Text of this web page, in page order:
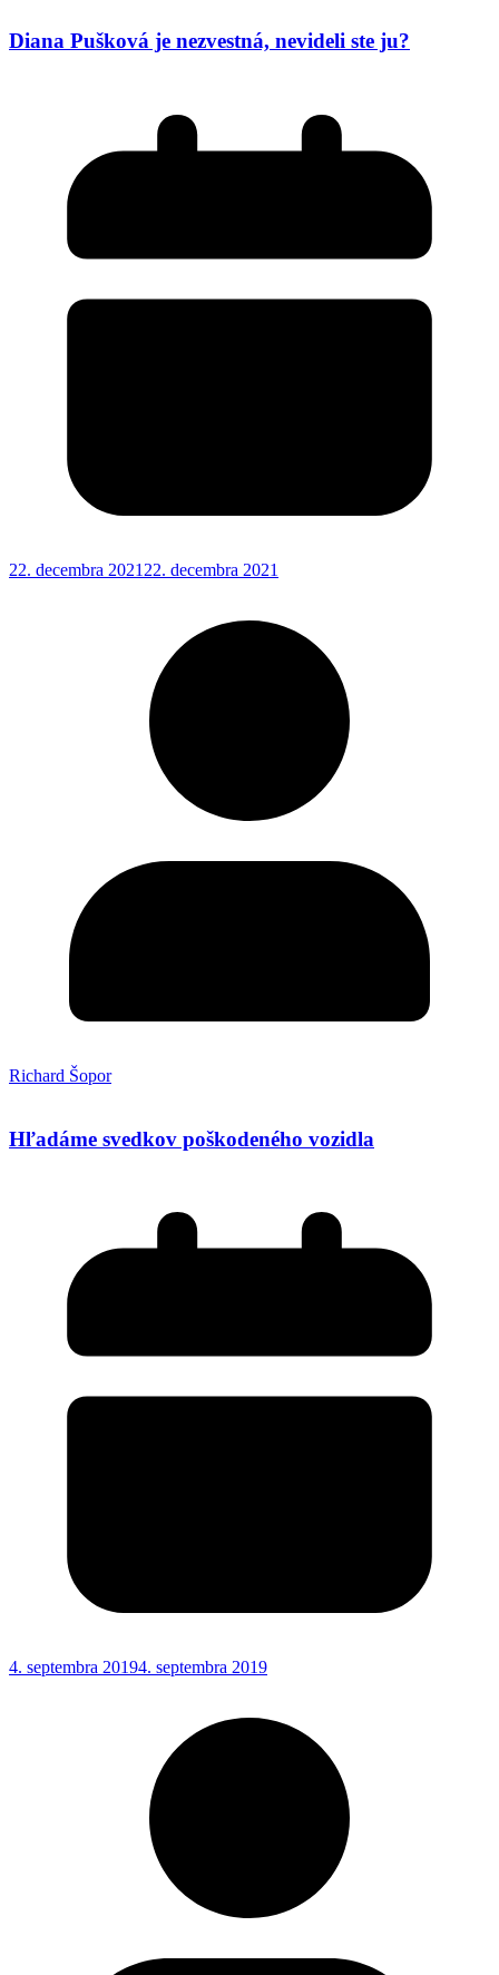
Diana Pušková je nezvestná, nevideli ste ju?
22. decembra 2021 22. decembra 2021
Richard Šopor
Hľadáme svedkov poškodeného vozidla
4. septembra 20194. septembra 2019